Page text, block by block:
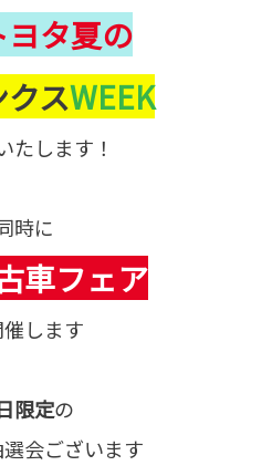
タ夏の
スWEEK
たします！
時に
車フェア
します
限定の
会ございます